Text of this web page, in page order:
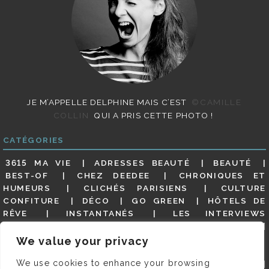
We value your privacy
We use cookies to enhance your browsing
JE M’APPELLE DELPHINE MAIS C’EST
©CAMILLE
COLLIN
QUI A PRIS CETTE PHOTO !
CATÉGORIES
3615 MA VIE ADRESSES BEAUTÉ
BEAUTÉ
BEST-OF
CHEZ DEEDEE
CHRONIQUES ET
HUMEURS
CLICHÉS PARISIENS
CULTURE
CONFITURE
DÉCO GO GREEN
HÔTELS DE
RÊVE
INSTANTANÉS
LES INTERVIEWS
MES ADRESSES
MODE NON CLASSÉ
GUIDE
PARIS EN PHOTOS RESTAURANTS